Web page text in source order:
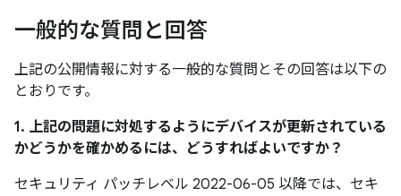
一般的な質問と回答
上記の公開情報に対する一般的な質問とその回答は以下の
とおりです。
1. 上記の問題に対処するようにデバイスが更新されている
かどうかを確かめるには、どうすればよいですか？
セキュリティ パッチレベル 2022-06-05 以降では、セキ